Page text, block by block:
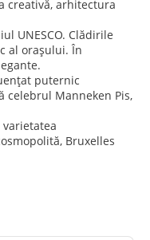
creativă, arhitectura
UNESCO. Clădirile
al orașului. În
puternic
Manneken Pis,
Bruxelles